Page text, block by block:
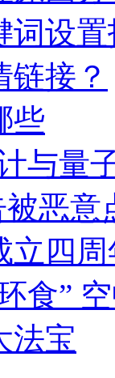
词设
链接？
些
与量
被恶意
立四周
食”
法宝